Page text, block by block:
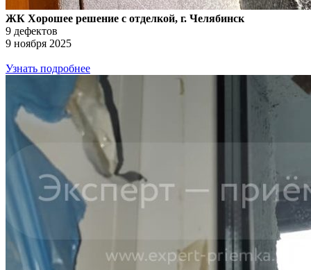
ЖК Хорошее решение с отделкой, г. Челябинск
9 дефектов
9 ноября 2025
Узнать подробнее